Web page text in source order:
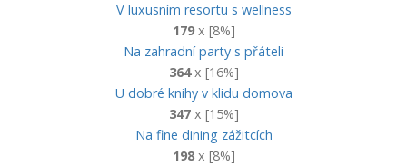
V luxusním resortu s wellness
179x [8%]
Na zahradní party s přáteli
364x [16%]
U dobré knihy v klidu domova
347x [15%]
Na fine dining zážitcích
198x [8%]